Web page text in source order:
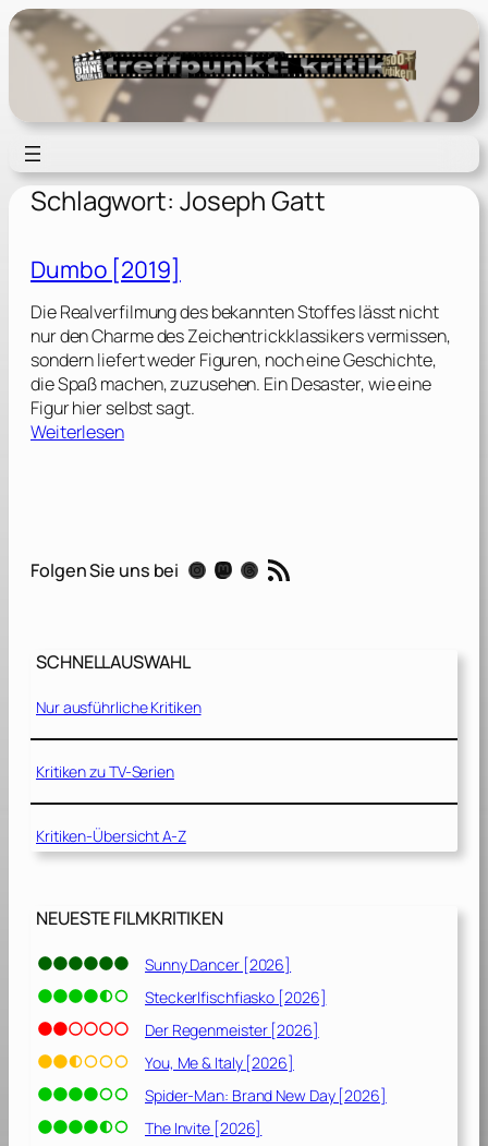
Zum
Inhalt
springen
Schlagwort: Joseph Gatt
Dumbo [2019]
Die Realverfilmung des bekannten Stoffes lässt nicht
nur den Charme des Zeichentrickklassikers vermissen,
sondern liefert weder Figuren, noch eine Geschichte,
die Spaß machen, zuzusehen. Ein Desaster, wie eine
Figur hier selbst sagt.
Weiterlesen:
[
9
Folgen Sie uns bei Instagram Mastodon Threads RSS-Feed
SCHNELLAUSWAHL
Nur ausführliche Kritiken
Kritiken zu TV-Serien
Kritiken-Übersicht A-Z
NEUESTE FILMKRITIKEN
Sunny Dancer [2026]
Steckerlfischfiasko [2026]
Der Regenmeister [2026]
You, Me & Italy [2026]
Spider-Man: Brand New Day [2026]
The Invite [2026]